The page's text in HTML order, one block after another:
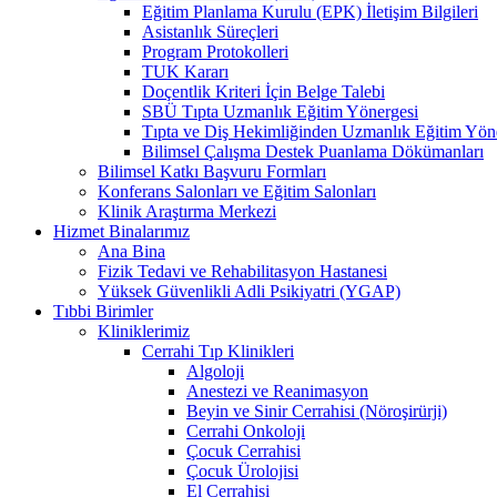
Eğitim Planlama Kurulu (EPK) İletişim Bilgileri
Asistanlık Süreçleri
Program Protokolleri
TUK Kararı
Doçentlik Kriteri İçin Belge Talebi
SBÜ Tıpta Uzmanlık Eğitim Yönergesi
Tıpta ve Diş Hekimliğinden Uzmanlık Eğitim
Bilimsel Çalışma Destek Puanlama Dökümanları
Bilimsel Katkı Başvuru Formları
Konferans Salonları ve Eğitim Salonları
Klinik Araştırma Merkezi
Hizmet Binalarımız
Ana Bina
Fizik Tedavi ve Rehabilitasyon Hastanesi
Yüksek Güvenlikli Adli Psikiyatri (YGAP)
Tıbbi Birimler
Kliniklerimiz
Cerrahi Tıp Klinikleri
Algoloji
Anestezi ve Reanimasyon
Beyin ve Sinir Cerrahisi (Nöroşirürji)
Cerrahi Onkoloji
Çocuk Cerrahisi
Çocuk Ürolojisi
El Cerrahisi